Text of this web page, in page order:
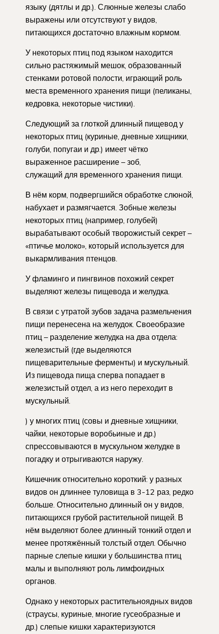
языку (дятлы и др.). Слюнные железы слабо
выражены или отсутствуют у видов,
питающихся достаточно влажным кормом.
У некоторых птиц под языком находится
сильно растяжимый мешок, образованный
стенками ротовой полости, играющий роль
места временного хранения пищи (пеликаны,
кедровка, некоторые чистики).
Следующий за глоткой длинный пищевод у
некоторых птиц (куриные, дневные хищники,
голуби, попугаи и др.) имеет чётко
выраженное расширение – зоб,
служащий для временного хранения пищи.
В нём корм, подвергшийся обработке слюной,
набухает и размягчается. Зобные железы
некоторых птиц (например, голубей)
вырабатывают особый творожистый секрет –
«птичье молоко», который используется для
выкармливания птенцов.
У фламинго и пингвинов похожий секрет
выделяют железы пищевода и желудка.
В связи с утратой зубов задача размельчения
пищи перенесена на желудок. Своеобразие
птиц – разделение желудка на два отдела:
железистый (где выделяются
пищеварительные ферменты) и мускульный.
Из пищевода пища сперва попадает в
железистый отдел, а из него переходит в
мускульный.
) у многих птиц (совы и дневные хищники,
чайки, некоторые воробьиные и др.)
спрессовываются в мускульном желудке в
погадку и отрыгиваются наружу.
Кишечник относительно короткий: у разных
видов он длиннее туловища в 3-12 раз, редко
больше. Относительно длинный он у видов,
питающихся грубой растительной пищей. В
нём выделяют более длинный тонкий отдел и
менее протяжённый толстый отдел. Обычно
парные слепые кишки у большинства птиц
малы и выполняют роль лимфоидных
органов.
Однако у некоторых растительноядных видов
(страусы, куриные, многие гусеобразные и
др.) слепые кишки характеризуются